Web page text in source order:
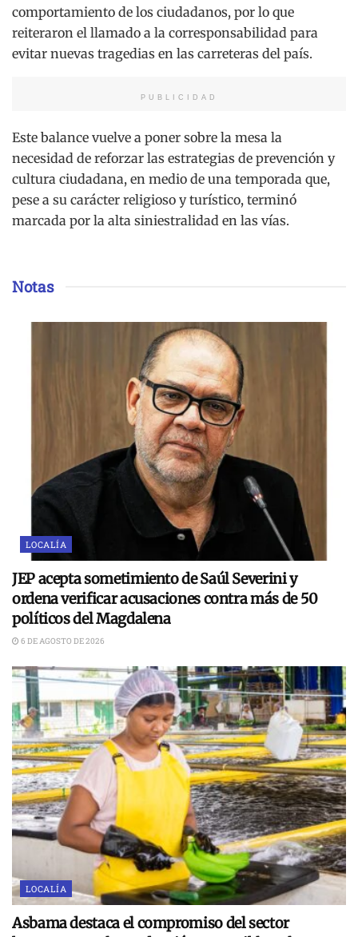
comportamiento de los ciudadanos, por lo que
reiteraron el llamado a la corresponsabilidad para
evitar nuevas tragedias en las carreteras del país.
PUBLICIDAD
Este balance vuelve a poner sobre la mesa la
necesidad de reforzar las estrategias de prevención y
cultura ciudadana, en medio de una temporada que,
pese a su carácter religioso y turístico, terminó
marcada por la alta siniestralidad en las vías.
Notas
LOCALÍA
JEP acepta sometimiento de Saúl Severini y
ordena verificar acusaciones contra más de 50
políticos del Magdalena
6 DE AGOSTO DE 2026
LOCALÍA
Asbama destaca el compromiso del sector